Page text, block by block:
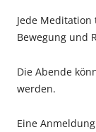
Jede
Bewegung und
Die Abende
werden.
Eine